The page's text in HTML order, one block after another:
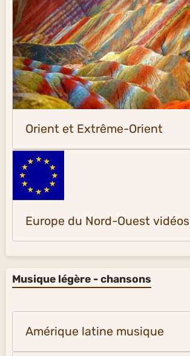
Orient et Extrême-Orient
Europe du Nord-Ouest vidéos
Musique légère - chansons
Amérique latine musique